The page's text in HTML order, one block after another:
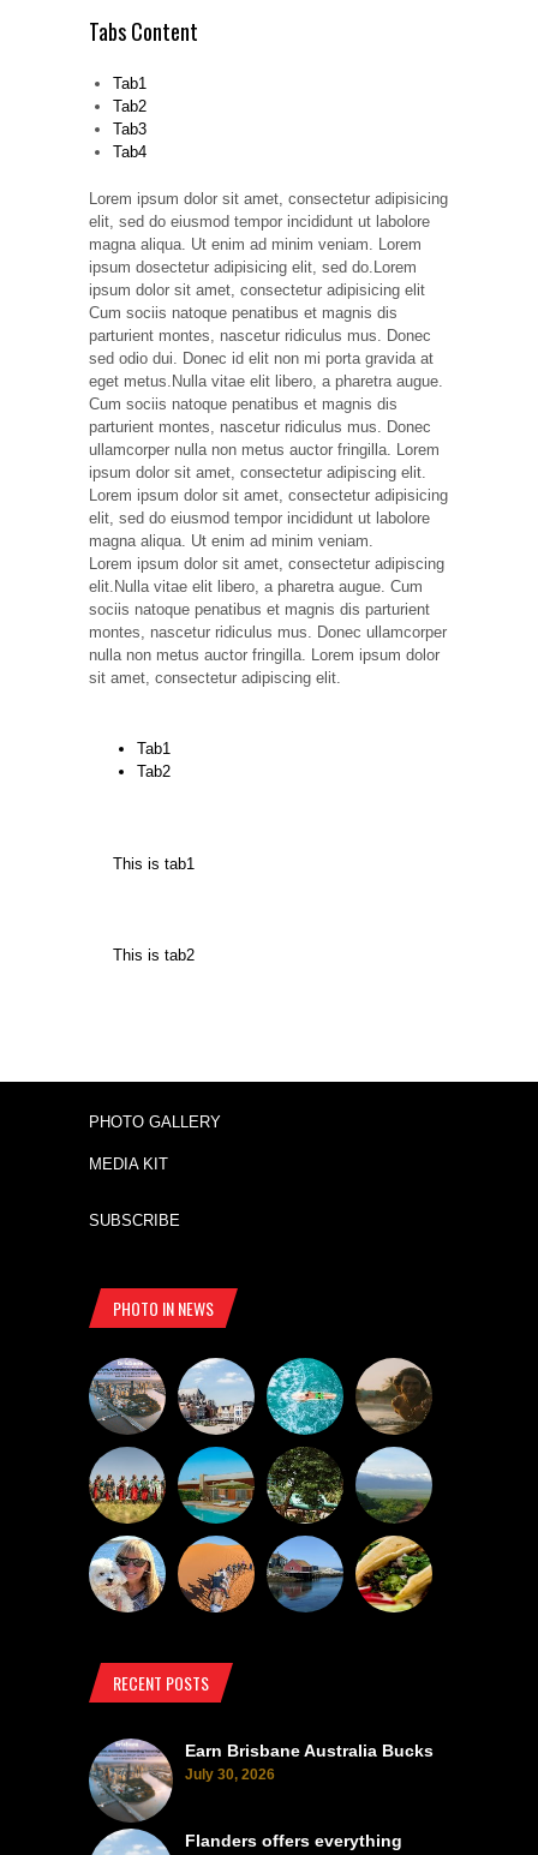
Tabs Content
Tab1
Tab2
Tab3
Tab4
Lorem ipsum dolor sit amet, consectetur adipisicing
elit, sed do eiusmod tempor incididunt ut labolore
magna aliqua. Ut enim ad minim veniam. Lorem
ipsum dosectetur adipisicing elit, sed do.Lorem
ipsum dolor sit amet, consectetur adipisicing elit
Cum sociis natoque penatibus et magnis dis
parturient montes, nascetur ridiculus mus. Donec
sed odio dui. Donec id elit non mi porta gravida at
eget metus.Nulla vitae elit libero, a pharetra augue.
Cum sociis natoque penatibus et magnis dis
parturient montes, nascetur ridiculus mus. Donec
ullamcorper nulla non metus auctor fringilla. Lorem
ipsum dolor sit amet, consectetur adipiscing elit.
Lorem ipsum dolor sit amet, consectetur adipisicing
elit, sed do eiusmod tempor incididunt ut labolore
magna aliqua. Ut enim ad minim veniam.
Lorem ipsum dolor sit amet, consectetur adipiscing
elit.Nulla vitae elit libero, a pharetra augue. Cum
sociis natoque penatibus et magnis dis parturient
montes, nascetur ridiculus mus. Donec ullamcorper
nulla non metus auctor fringilla. Lorem ipsum dolor
sit amet, consectetur adipiscing elit.
Tab1
Tab2
This is tab1
This is tab2
PHOTO GALLERY
MEDIA KIT
SUBSCRIBE
PHOTO IN NEWS
RECENT POSTS
Earn Brisbane Australia Bucks
July 30, 2026
Flanders offers everything